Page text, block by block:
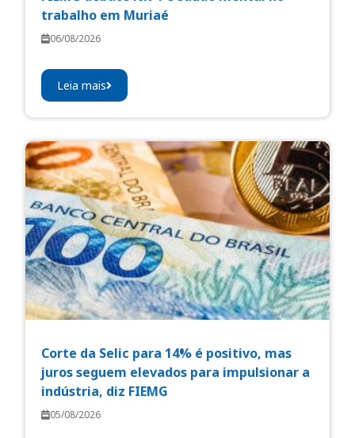
trabalho em Muriaé
06/08/2026
Leia mais
Corte da Selic para 14% é positivo, mas
juros seguem elevados para impulsionar a
indústria, diz FIEMG
05/08/2026